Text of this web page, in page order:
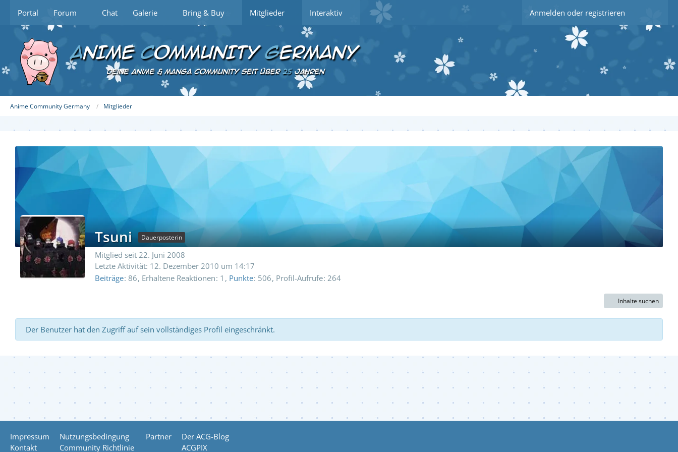
Portal Forum Chat Galerie Bring & Buy Mitglieder Interaktiv Anmelden oder registrieren
Anime Community Germany Mitglieder
Tsuni Dauerposterin
Mitglied seit 22. Juni 2008
Letzte Aktivität: 12. Dezember 2010 um 14:17
Beiträge 86 Erhaltene Reaktionen 1 Punkte 506 Profil-Aufrufe 264
Inhalte suchen
Der Benutzer hat den Zugriff auf sein vollständiges Profil eingeschränkt.
Impressum
Kontakt
Nutzungsbedingung
Community Richtlinie
Partner
Der ACG-Blog
ACGPIX